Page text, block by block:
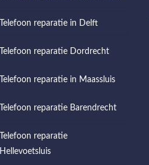
Telefoon reparatie in Delft
Telefoon reparatie Dordrecht
Telefoon reparatie in Maassluis
Telefoon reparatie Barendrecht
Telefoon reparatie
Hellevoetsluis